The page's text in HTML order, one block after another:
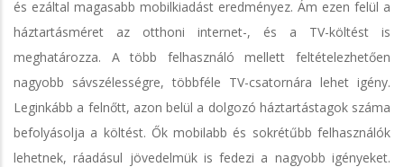
és ezáltal magasabb mobilkiadást eredményez. Ám ezen felül a
háztartásméret az otthoni internet-, és a TV-költést is
meghatározza. A több felhasználó mellett feltételezhetően
nagyobb sávszélességre, többféle TV-csatornára lehet igény.
Leginkább a felnőtt, azon belül a dolgozó háztartástagok száma
befolyásolja a költést. Ők mobilabb és sokrétűbb felhasználók
lehetnek, ráadásul jövedelmük is fedezi a nagyobb igényeket.